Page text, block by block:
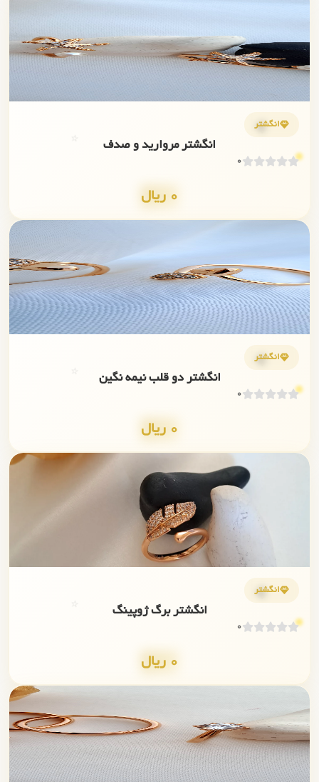
انگشتر
انگشتر مروارید و صدف
0
0 ریال
✨
💎
انگشتر
انگشتر دو قلب نیمه نگین
0
0 ریال
✨
💎
انگشتر
انگشتر برگ ژوپینگ
0
0 ریال
💎
✨